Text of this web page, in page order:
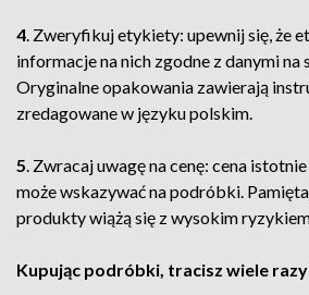
4. Zweryfikuj etykiety: upewnij się, że
informacje na nich zgodne z danymi
Oryginalne opakowania zawierają
zredagowane w języku polskim.
5. Zwracaj uwagę na cenę: cena
może wskazywać na podróbki.
produkty wiążą się z wysokim
Kupując podróbki, tracisz wiele razy